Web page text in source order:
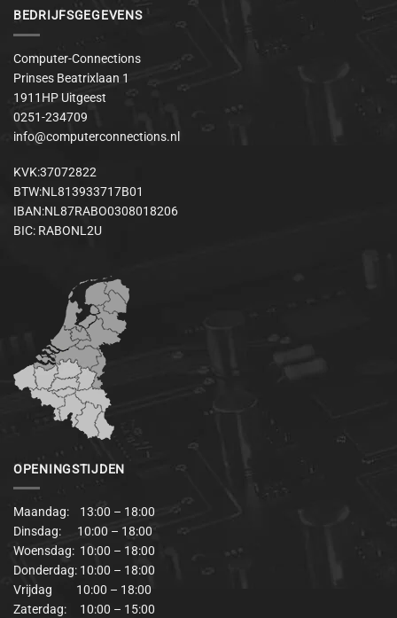
BEDRIJFSGEGEVENS
Computer-Connections
Prinses Beatrixlaan 1
1911HP Uitgeest
0251-234709
info@computerconnections.nl
KVK:37072822
BTW:NL813933717B01
IBAN:NL87RABO0308018206
BIC: RABONL2U
OPENINGSTIJDEN
Maandag: 13:00 – 18:00
Dinsdag: 10:00 – 18:00
Woensdag: 10:00 – 18:00
Donderdag: 10:00 – 18:00
Vrijdag 10:00 – 18:00
Zaterdag: 10:00 – 15:00